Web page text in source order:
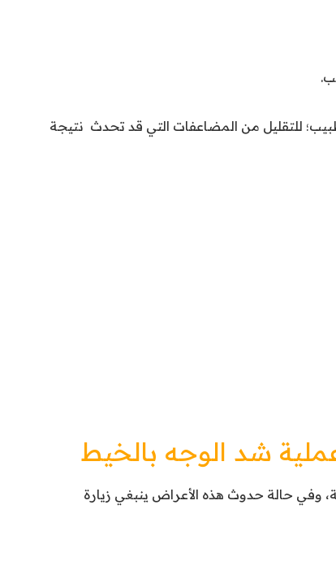
للتقليل من المضاعفات التي قد تحدث نتيجة
شد الوجه بالخيط
وفي حالة حدوث هذه الأعراض ينبغي زيارة